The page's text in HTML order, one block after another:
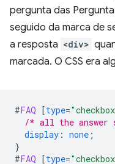
pergunta das
seguido da marca de
a resposta <div>
marcada. O CSS era
#FAQ [type=
/* all the answer
display : none ;
}
#FAQ [type=